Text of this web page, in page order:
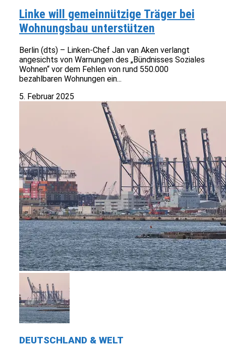
Linke will gemeinnützige Träger bei
Wohnungsbau unterstützen
Berlin (dts) – Linken-Chef Jan van Aken verlangt
angesichts von Warnungen des „Bündnisses Soziales
Wohnen“ vor dem Fehlen von rund 550.000
bezahlbaren Wohnungen ein...
5. Februar 2025
DEUTSCHLAND & WELT